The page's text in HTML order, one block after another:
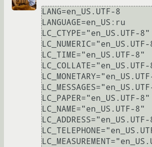
LANG=en_US.UTF-8
LANGUAGE=en_US:ru
LC_CTYPE="en_US.UTF-8"
LC_TIME="en_US.UTF-8"
LC_PAPER="en_US.UTF-8"
LC_NAME="en_US.UTF-8"